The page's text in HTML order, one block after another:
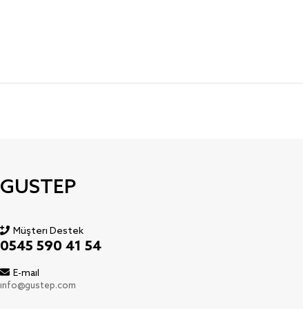
GUSTEP
Müşteri Destek
0545 590 41 54
E-mail
info@gustep.com